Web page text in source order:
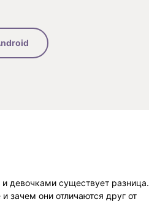
девочками существует разница.
зачем они отличаются друг от